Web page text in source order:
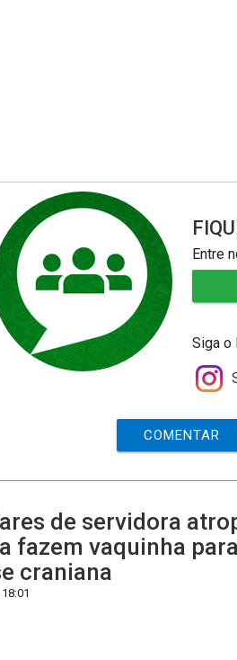
Entre
Siga o
COMENTAR
de servidora
fazem vaquinha
craniana